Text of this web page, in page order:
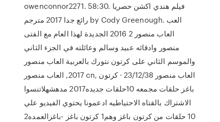
owenconnor2271. 58:30. فيلم هندي اكشن حصريا
رائع جدا 2017 مترجم by Cody Greenough. العب
العاب منصور 2 2016 الجديدة لهذا العام مع الفتى
منصور وادقائه عبيد وسالم وعائلته في الجزء الثاني
والموسم الثاني على كرتون نتورك بالعربية العاب منصور
2017, العاب منصور cn, العاب منصور 23/12/38 · كرتون
باغز حلقات مجمعه 10حلقات جديده2017 مدهشهلاتنسوا
الاشتراك بالقتاه الاحتياطيه ادعمونا يحتوي الفيديو علي
10 حلقات من كرتون باغز وهم1 كرتون باغز -باغزالعمده2